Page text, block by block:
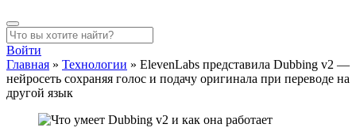
Войти
Главная » Технологии » ElevenLabs представила Dubbing v2 —
нейросеть сохраняя голос и подачу оригинала при переводе на
другой язык